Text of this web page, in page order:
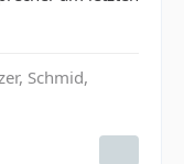
Schmid,